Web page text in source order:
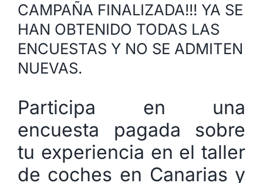
CAMPAÑA FINALIZADA!!! YA SE
HAN OBTENIDO TODAS LAS
ENCUESTAS Y NO SE ADMITEN
NUEVAS.
Participa en una
encuesta pagada sobre
tu experiencia en el taller
de coches en Canarias y